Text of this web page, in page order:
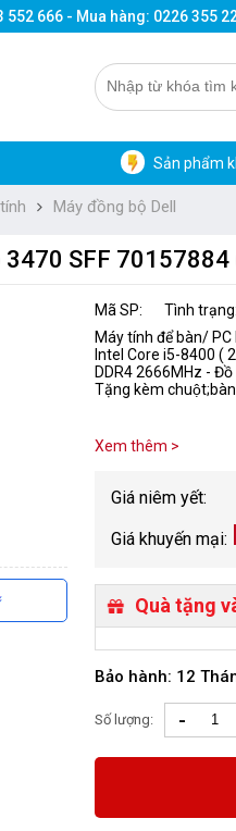
666 - Mua hàng: 0226 355
Sản phẩm
Máy đồng bộ Dell
3470 SFF
Mã SP:
Tình
Máy tính để bàn/
Intel Core i5-8400 (
DDR4 2666MHz -
Tặng kèm
Xem thêm >
Giá niêm yết:
Giá khuyến mại:
Quà tặng
Bảo hành: 12
Số lượng: -